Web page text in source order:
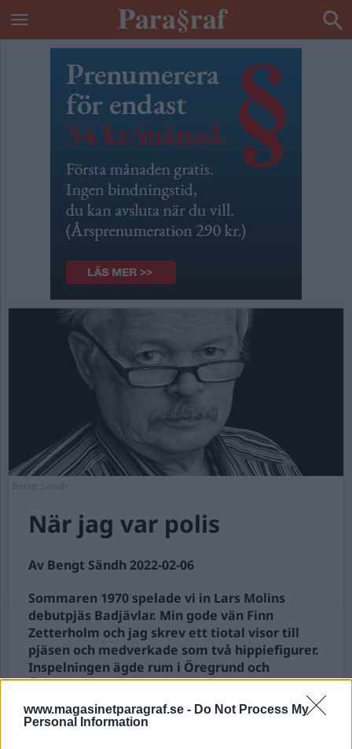
www.magasinetparagraf.se - Do Not Process My
Personal Information
När jag var polis
Av Bengt Sändh 2022-02-06
Sommaren 1970 spelade vi in Lars Molins
debutpjäs Badjävlar. Min gode vän Finn
Zetterholm och jag skrev ett tiotal visor till
pjäsen och medverkade som två hippiefigurer.
Inspelningen ägde rum i Öregrund och
Östhammar och de flesta medverkande bodde
på ett pensionat i sistnämnda stad.